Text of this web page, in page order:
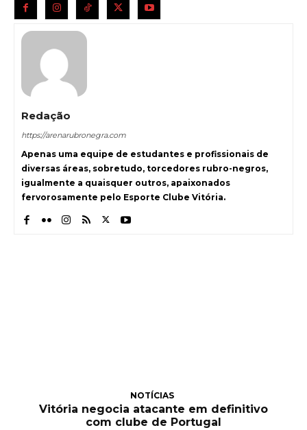
Redação
https://arenarubronegra.com
Apenas uma equipe de estudantes e profissionais de
diversas áreas, sobretudo, torcedores rubro-negros,
igualmente a quaisquer outros, apaixonados
fervorosamente pelo Esporte Clube Vitória.
NOTÍCIAS
Vitória negocia atacante em definitivo
com clube de Portugal